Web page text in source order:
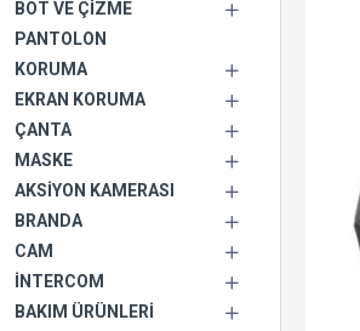
BOT VE ÇIZME
PANTOLON
KORUMA
EKRAN KORUMA
ÇANTA
MASKE
AKSIYON KAMERASI
BRANDA
CAM
İNTERCOM
BAKIM ÜRÜNLERI